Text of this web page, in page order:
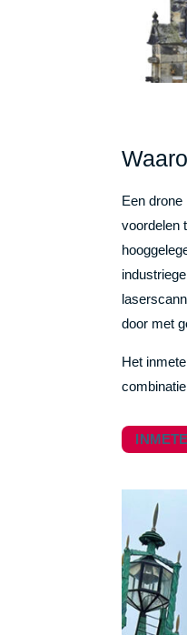
Een
voordelen
door met
Het